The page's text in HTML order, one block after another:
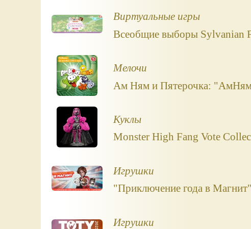
Виртуальные игры
Всеобщие выборы Sylvanian
Мелочи
Ам Ням и Пятерочка:
Куклы
Monster High Fang Vote
Игрушки
"Приключение года в
Игрушки